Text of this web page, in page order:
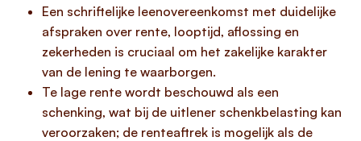
Een schriftelijke leenovereenkomst met duidelijke
afspraken over rente, looptijd, aflossing en
zekerheden is cruciaal om het zakelijke karakter
van de lening te waarborgen.
Te lage rente wordt beschouwd als een
schenking, wat bij de uitlener schenkbelasting kan
veroorzaken; de renteaftrek is mogelijk als de